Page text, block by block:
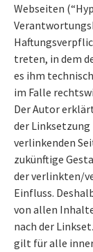
Webseiten
treten, in dem
es ihm
im Falle
Der Autor
der
verlinkenden
zukünftige
der verlinkten/
Einfluss.
von allen
nach der
gilt für alle